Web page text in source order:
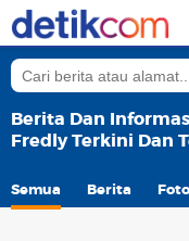
Berita Dan
Fredly Terkini Dan
Semua Berita Foto